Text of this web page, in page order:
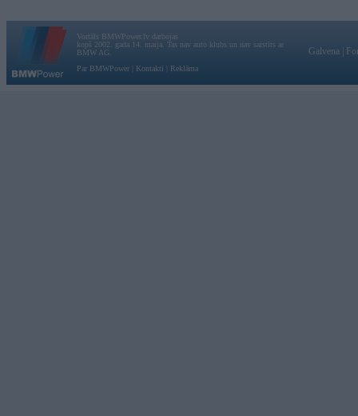
Vortāls BMWPower.lv darbojas
kopš 2002. gada 14. maija. Tas nav auto klubs un nav saistīts ar
BMW AG.
Par BMWPower
Kontakti Reklāma
Galvena